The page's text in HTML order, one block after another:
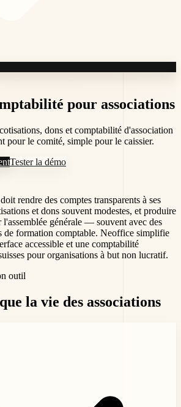
pour associations
dons et comptabilité d'association
pour le comité, simple pour le caissier.
Tester la démo
rendre des comptes transparents à ses
et dons souvent modestes, et produire
l'assemblée générale — souvent avec des
de formation comptable. Neoffice simplifie
accessible et une comptabilité
pour organisations à but non lucratif.
outil
la vie des associations